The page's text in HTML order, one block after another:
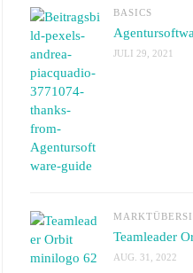
BASICS
JULI 29, 2021
Teamleader
AUG. 31, 2022